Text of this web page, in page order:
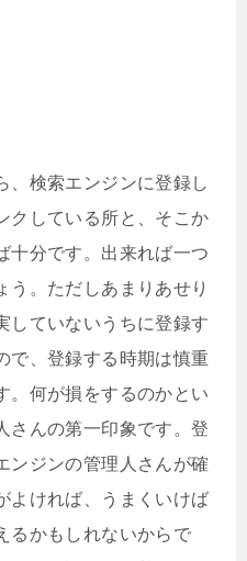
、検索エンジンに登録し
クしている所と、そこか
十分です。出来れば一つ
う。ただしあまりあせり
していないうちに登録す
で、登録する時期は慎重
。何が損をするのかとい
さんの第一印象です。登
ンジンの管理人さんが確
よければ、うまくいけば
るかもしれないからで